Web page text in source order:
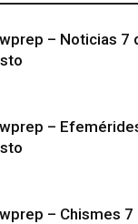
– Noticias 7
–
– Chismes 7